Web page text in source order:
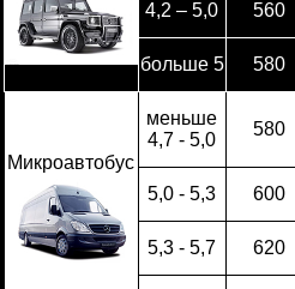
4,2 – 5,0 560
больше 5 580
Микроавтобус
меньше
4,7 - 5,0
580
5,0 - 5,3 600
5,3 - 5,7 620